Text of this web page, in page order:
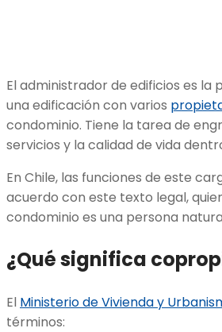
El administrador de edificios es
una edificación con varios
condominio. Tiene la tarea de
servicios y la calidad de vida
En Chile, las funciones de este
acuerdo con este texto legal,
condominio es una persona
¿Qué significa
El Ministerio de Vivienda y
términos: